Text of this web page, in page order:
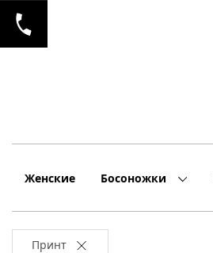
Женские Босоножки
Принт